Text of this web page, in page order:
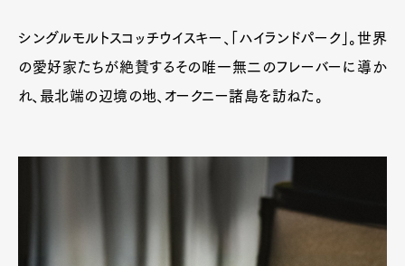
シングルモルトスコッチウイスキー、「ハイランドパーク」。世界
の愛好家たちが絶賛するその唯一無二のフレーバーに導か
れ、最北端の辺境の地、オークニー諸島を訪ねた。